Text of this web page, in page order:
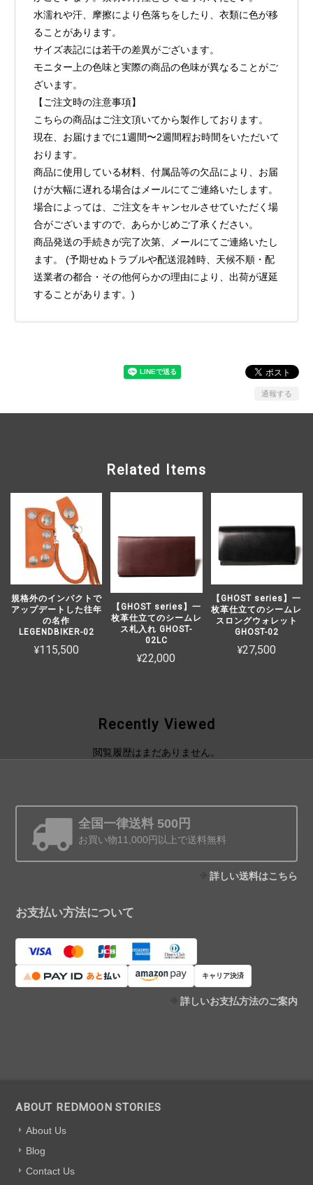
水濡れや汗、摩擦により色落ちをしたり、衣類に色が移
ることがあります。
サイズ表記には若干の差異がございます。
モニター上の色味と実際の商品の色味が異なることがご
ざいます。
【ご注文時の注意事項】
こちらの商品はご注文頂いてから製作しております。
現在、お届けまでに1週間〜2週間程お時間をいただいて
おります。
商品に使用している材料、付属品等の欠品により、お届
けが大幅に遅れる場合はメールにてご連絡いたします。
場合によっては、ご注文をキャンセルさせていただく場
合がございますので、あらかじめご了承ください。
商品発送の手続きが完了次第、メールにてご連絡いたし
ます。 (予期せぬトラブルや配送混雑時、天候不順・配
送業者の都合・その他何らかの理由により、出荷が遅延
することがあります。)
通報する
Related Items
規格外のインパクトで
アップデートした往年
の名作
LEGENDBIKER-02
¥115,500
【GHOST series】一
枚革仕立てのシームレ
ス札入れ GHOST-
02LC
¥22,000
【GHOST series】一
枚革仕立てのシームレ
スロングウォレット
GHOST-02
¥27,500
Recently Viewed
閲覧履歴はまだありません。
全国一律送料 500円
お買い物11,000円以上で送料無料
詳しい送料はこちら
お支払い方法について
キャリア決済
詳しいお支払方法のご案内
ABOUT REDMOON STORIES
About Us
Blog
Contact Us